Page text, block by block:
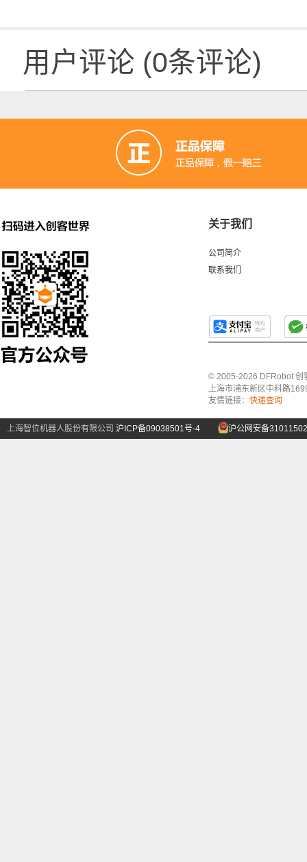
用户评论 (0条评论)
关于我们
公司简介
联系我们
© 2005-2026 DFRobot 创
上海市浦东新区中科路
友情链接： 快递查询
上海智位机器人股份有限公司 沪ICP备09038501号-4 沪公网安备